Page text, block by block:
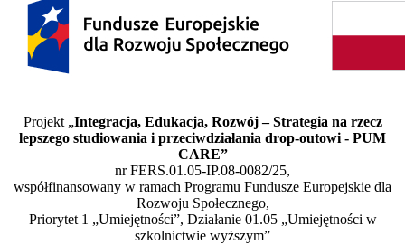
Projekt „Integracja, Edukacja, Rozwój – Strategia na rzecz
lepszego studiowania i przeciwdziałania drop-outowi - PUM
CARE”
nr FERS.01.05-IP.08-0082/25,
współfinansowany w ramach Programu Fundusze Europejskie dla
Rozwoju Społecznego,
Priorytet 1 „Umiejętności”, Działanie 01.05 „Umiejętności w
szkolnictwie wyższym”